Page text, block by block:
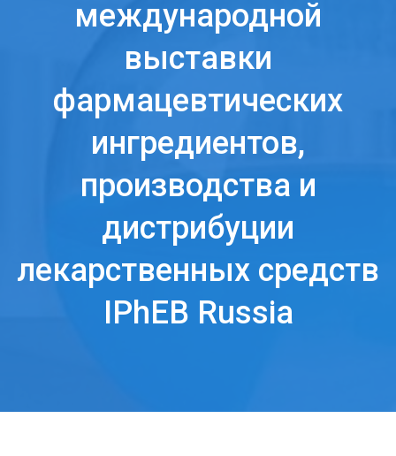
международной
выставки
фармацевтических
ингредиентов,
производства и
дистрибуции
лекарственных средств
IPhEB Russia